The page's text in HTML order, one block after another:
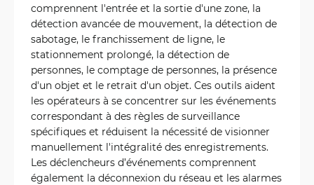
comprennent l'entrée et la sortie d'une zone, la
détection avancée de mouvement, la détection de
sabotage, le franchissement de ligne, le
stationnement prolongé, la détection de
personnes, le comptage de personnes, la présence
d'un objet et le retrait d'un objet. Ces outils aident
les opérateurs à se concentrer sur les événements
correspondant à des règles de surveillance
spécifiques et réduisent la nécessité de visionner
manuellement l'intégralité des enregistrements.
Les déclencheurs d’événements comprennent
également la déconnexion du réseau et les alarmes